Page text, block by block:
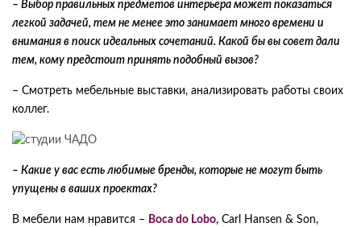
– Выбор правильных предметов интерьера может показаться
легкой задачей, тем не менее это занимает много времени и
внимания в поиск идеальных сочетаний. Какой бы вы совет дали
тем, кому предстоит принять подобный вызов?
– Смотреть мебельные выставки, анализировать работы своих
коллег.
– Какие у вас есть любимые бренды, которые не могут быть
упущены в ваших проектах?
В мебели нам нравится – Boca do Lobo, Carl Hansen & Son,